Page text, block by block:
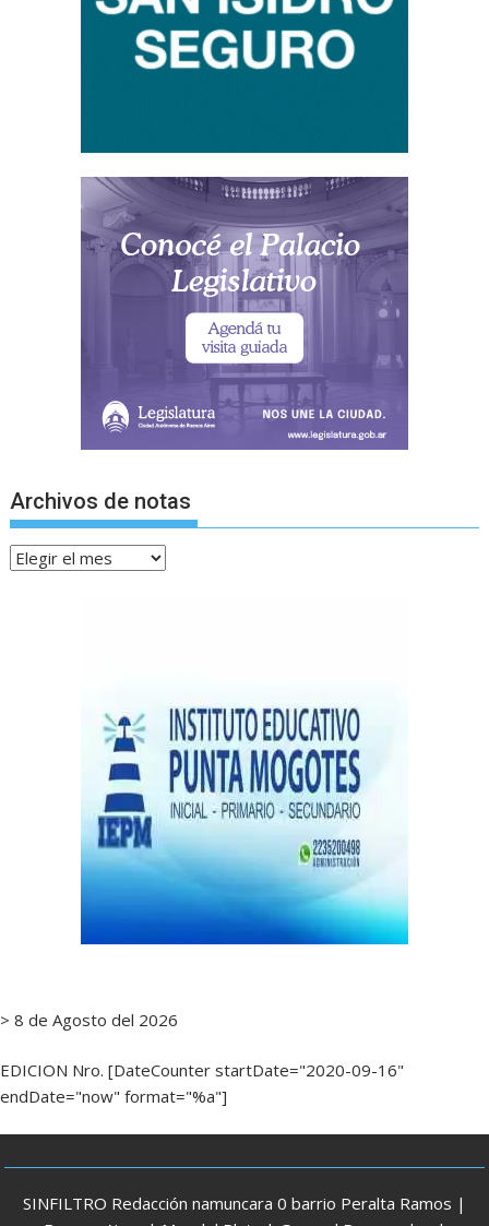
Archivos de notas
Archivos
> 8 de Agosto del 2026
EDICION Nro. [DateCounter startDate="2020-09-16"
endDate="now" format="%a"]
SINFILTRO Redacción namuncara 0 barrio Peralta Ramos |